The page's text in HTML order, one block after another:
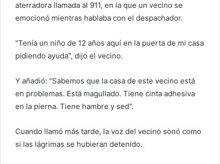
aterradora llamada al 911, en la que un vecino se
emocionó mientras hablaba con el despachador.
"Tenía un niño de 12 años aquí en la puerta de mi casa
pidiendo ayuda", dijo el vecino.
Y añadió: "Sabemos que la casa de este vecino está
en problemas. Está magullado. Tiene cinta adhesiva
en la pierna. Tiene hambre y sed".
Cuando llamó más tarde, la voz del vecino sonó como
si las lágrimas se hubieran detenido.